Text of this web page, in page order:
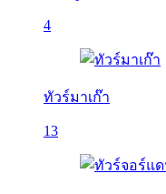
4
ทัวร์มาเก๊า
13